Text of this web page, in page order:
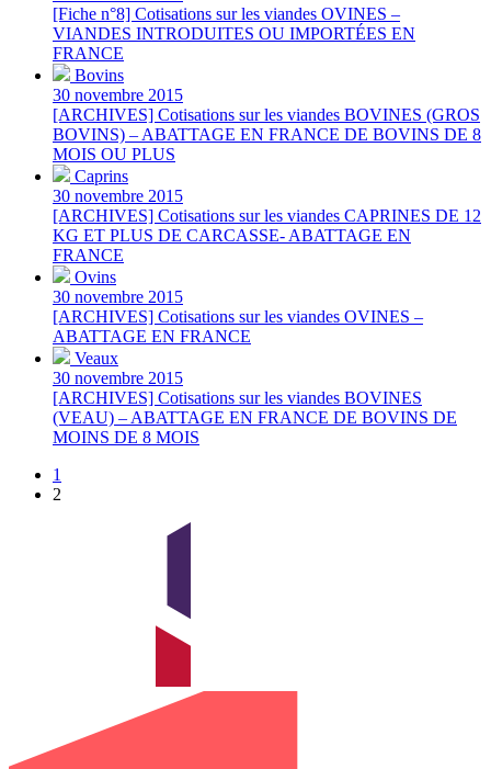
[Fiche n°8] Cotisations sur les viandes OVINES –
VIANDES INTRODUITES OU IMPORTÉES EN
FRANCE
Bovins
30 novembre 2015
[ARCHIVES] Cotisations sur les viandes BOVINES (GROS
BOVINS) – ABATTAGE EN FRANCE DE BOVINS DE 8
MOIS OU PLUS
Caprins
30 novembre 2015
[ARCHIVES] Cotisations sur les viandes CAPRINES DE 12
KG ET PLUS DE CARCASSE- ABATTAGE EN
FRANCE
Ovins
30 novembre 2015
[ARCHIVES] Cotisations sur les viandes OVINES –
ABATTAGE EN FRANCE
Veaux
30 novembre 2015
[ARCHIVES] Cotisations sur les viandes BOVINES
(VEAU) – ABATTAGE EN FRANCE DE BOVINS DE
MOINS DE 8 MOIS
1
2